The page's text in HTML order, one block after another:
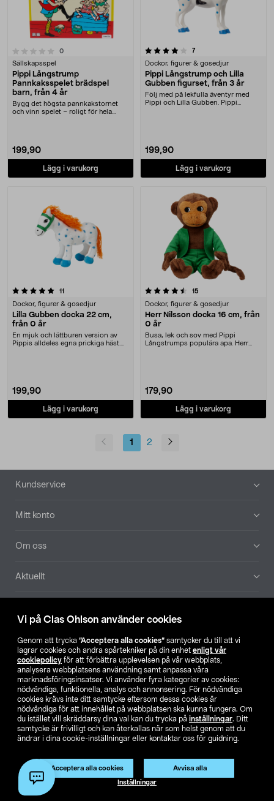
Vi på Clas Ohlson använder cookies
Genom att trycka ”Acceptera alla cookies” samtycker du till att vi
lagrar cookies och andra spårtekniker på din enhet enligt vår
cookiepolicy för att förbättra upplevelsen på vår webbplats,
analysera webbplatsens användning samt anpassa våra
marknadsföringsinsatser. Vi använder fyra kategorier av cookies:
nödvändiga, funktionella, analys och annonsering. För nödvändiga
cookies krävs inte ditt samtycke eftersom dessa cookies är
nödvändiga för att innehållet på webbplatsen ska kunna fungera. Om
du istället vill skräddarsy dina val kan du trycka på inställningar. Ditt
samtycke är frivilligt och kan återkallas när som helst genom att du
ändrar i dina cookie-inställningar eller kontaktar oss för guidning.
Acceptera alla cookies Avvisa alla
Inställningar
0recensioner
Sällskapsspel
Pippi Långstrump
Pannkaksspelet brädspel
barn, från 4 år
Bygg det högsta pannkakstornet
och vinn spelet – roligt för hela
199,90
Lägg i varukorg
4.0 av 5 stjärnor 7recensioner
Dockor, figurer & gosedjur
Pippi Långstrump och Lilla
Gubben figurset, från 3 år
Följ med på lekfulla äventyr med
Pippi och Lilla Gubben. Pippi
199,90
Lägg i varukorg
11
Dockor, figurer & gosedjur
Lilla Gubben docka 22 cm,
från 0 år
En mjuk och lättburen version av
Pippis alldeles egna prickiga häst.
199,90
Lägg i varukorg
4.5 av 5 stjärnor 15
Dockor, figurer & gosedjur
Herr Nilsson docka 16 cm, från
0 år
Busa, lek och sov med Pippi
Långstrumps populära apa. Herr
179,90
Lägg i varukorg
1 2
Sidfot
Kundservice
Mitt konto
Om oss
Aktuellt
Hitta butik
SE NO FI
Ändra till priser exklusive moms